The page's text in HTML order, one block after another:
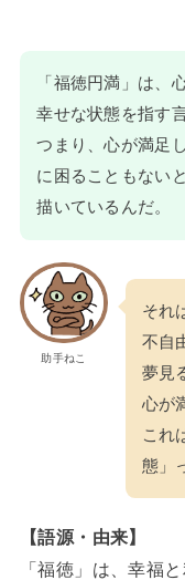
「福徳円満」は、
幸せな状態を指す
つまり、心が満足
に困ることもない
描いているんだ。
助手ねこ
それ
不自
夢見
心が
これ
態」
【語源・由来】
「福徳」は、幸福